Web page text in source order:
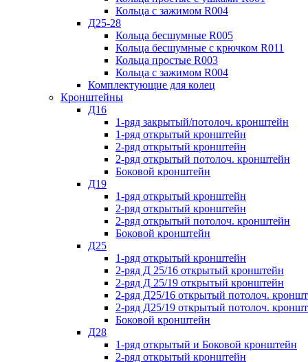
Кольца с зажимом R004
Д25-28
Кольца бесшумные R005
Кольца бесшумные с крючком R011
Кольца простые R003
Кольца с зажимом R004
Комплектующие для колец
Кронштейны
Д16
1-ряд закрытый/потолоч. кронштейн
1-ряд открытый кронштейн
2-ряд открытый кронштейн
2-ряд открытый потолоч. кронштейн
Боковой кронштейн
Д19
1-ряд открытый кронштейн
2-ряд открытый кронштейн
2-ряд открытый потолоч. кронштейн
Боковой кронштейн
Д25
1-ряд открытый кронштейн
2-ряд Д 25/16 открытый кронштейн
2-ряд Д 25/19 открытый кронштейн
2-ряд Д25/16 открытый потолоч.
2-ряд Д25/19 открытый потолоч.
Боковой кронштейн
Д28
1-ряд открытый и Боковой кронштейн
2-ряд открытый кронштейн